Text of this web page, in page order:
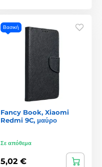
Βασική
Fancy Book, Xiaomi
Redmi 9C, μαύρο
Σε απόθεμα
5,02 €